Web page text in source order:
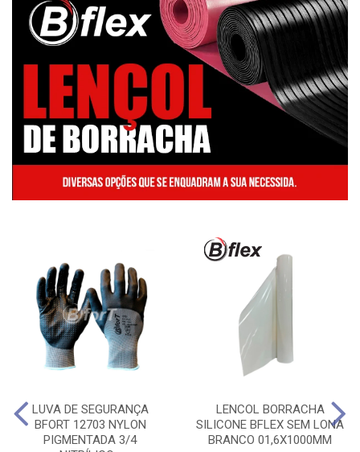
LUVA DE SEGURANÇA
BFORT 12703 NYLON
PIGMENTADA 3/4
LENCOL BORRACHA
SILICONE BFLEX SEM LONA
BRANCO 01,6X1000MM